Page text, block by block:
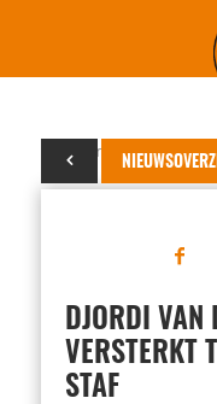
30 maart 2026
DJORDI VAN
VERSTERKT
STAF